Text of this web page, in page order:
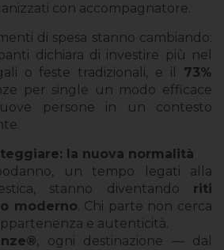
con accompagnatore.
di spesa stanno cambiando:
dichiara di investire più nel
o feste tradizionali, e il 73%
per single un modo efficace
persone in un contesto
la nuova normalità
un tempo legati alla
stanno diventando riti
moderno. Chi parte non cerca
e autenticità.
, ogni destinazione — dal